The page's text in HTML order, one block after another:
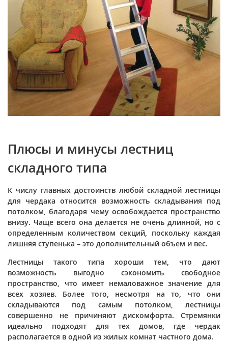
Плюсы и минусы лестниц
складного типа
К числу главных достоинств любой складной лестницы
для чердака относится возможность складывания под
потолком, благодаря чему освобождается пространство
внизу. Чаще всего она делается не очень длинной, но с
определенным количеством секций, поскольку каждая
лишняя ступенька – это дополнительный объем и вес.
Лестницы такого типа хороши тем, что дают
возможность выгодно сэкономить свободное
пространство, что имеет немаловажное значение для
всех хозяев. Более того, несмотря на то, что они
складываются под самым потолком, лестницы
совершенно не причиняют дискомфорта. Стремянки
идеально подходят для тех домов, где чердак
располагается в одной из жилых комнат частного дома.